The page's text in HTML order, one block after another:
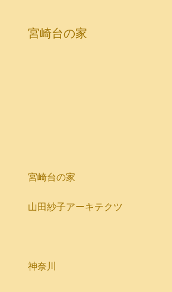
宮崎台の家
​宮崎台の家
​山田紗子アーキテクツ
​神奈川